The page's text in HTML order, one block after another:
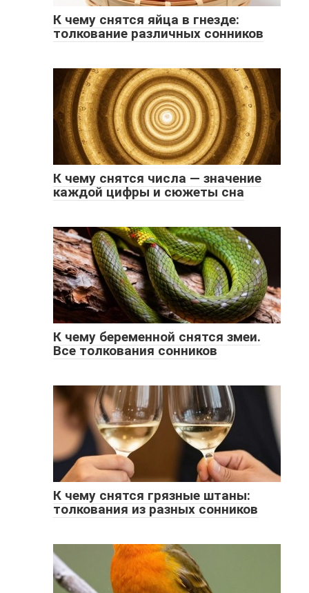
К чему снятся яйца в гнезде:
толкование различных сонников
К чему снятся числа — значение
каждой цифры и сюжеты сна
К чему беременной снятся змеи.
Все толкования сонников
К чему снятся грязные штаны:
толкования из разных сонников